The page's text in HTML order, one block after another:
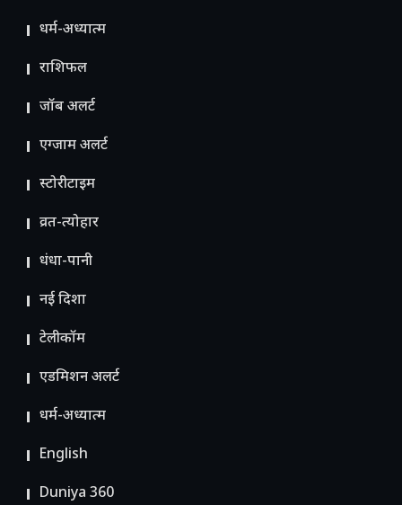
धर्म-अध्यात्म
राशिफल
जॉब अलर्ट
एग्जाम अलर्ट
स्टोरीटाइम
व्रत-त्योहार
धंधा-पानी
नई दिशा
टेलीकॉम
ए​डमिशन अलर्ट
धर्म-अध्यात्म
English
Duniya 360